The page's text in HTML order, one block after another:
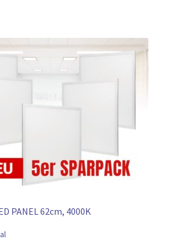
PANEL 62cm, 4000K